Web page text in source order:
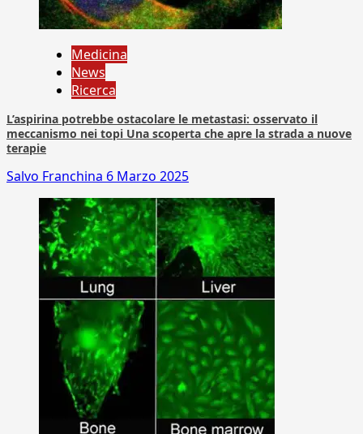
Medicina
News
Ricerca
L’aspirina potrebbe ostacolare le metastasi: osservato il
meccanismo nei topi Una scoperta che apre la strada a nuove
terapie
Salvo Franchina 6 Marzo 2025